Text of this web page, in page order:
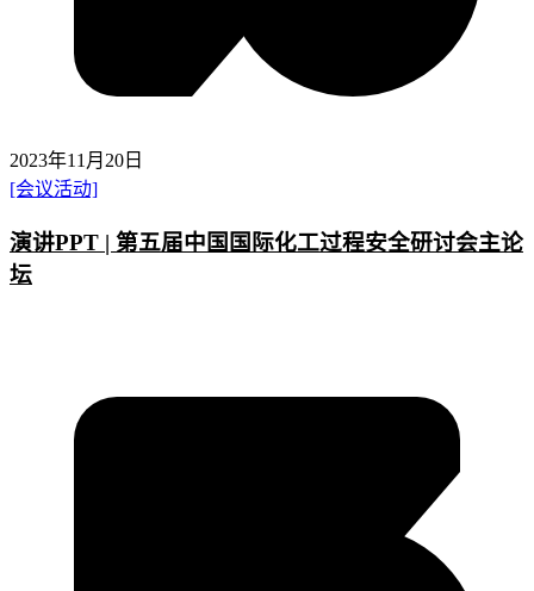
2023年11月20日
[会议活动]
演讲PPT | 第五届中国国际化工过程安全研讨会主论
坛